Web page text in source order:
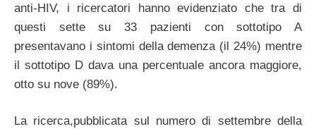
anti-HIV, i ricercatori hanno evidenziato che tra di
questi sette su 33 pazienti con sottotipo A
presentavano i sintomi della demenza (il 24%) mentre
il sottotipo D dava una percentuale ancora maggiore,
otto su nove (89%).
La ricerca,pubblicata sul numero di settembre della